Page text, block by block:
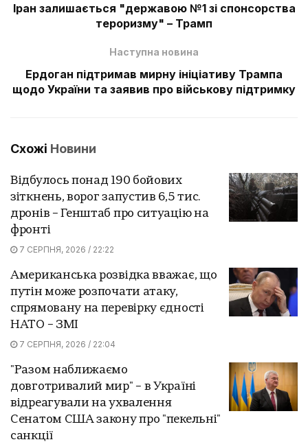
Іран залишається "державою №1 зі спонсорства
тероризму" – Трамп
Наступна новина
Ердоган підтримав мирну ініціативу Трампа
щодо України та заявив про військову підтримку
Схожі Новини
Відбулось понад 190 бойових
зіткнень, ворог запустив 6,5 тис.
дронів – Генштаб про ситуацію на
фронті
7 СЕРПНЯ, 2026 / 22:22
Американська розвідка вважає, що
путін може розпочати атаку,
спрямовану на перевірку єдності
НАТО – ЗМІ
7 СЕРПНЯ, 2026 / 22:04
"Разом наближаємо
довготривалий мир" – в Україні
відреагували на ухвалення
Сенатом США закону про "пекельні"
санкції